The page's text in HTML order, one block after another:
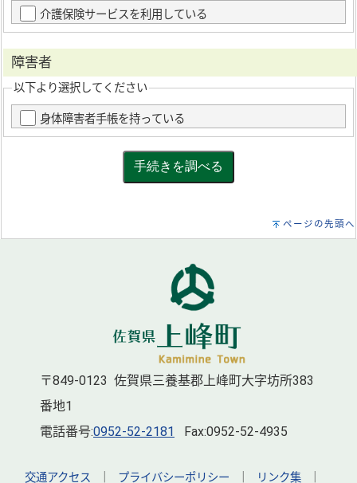
介護保険サービスを利用している
障害者
以下より選択してください
身体障害者手帳を持っている
ページの先頭へ
〒849-0123 佐賀県三養基郡上峰町大字坊所383
番地1
電話番号:0952-52-2181 Fax:0952-52-4935
交通アクセス プライバシーポリシー リンク集